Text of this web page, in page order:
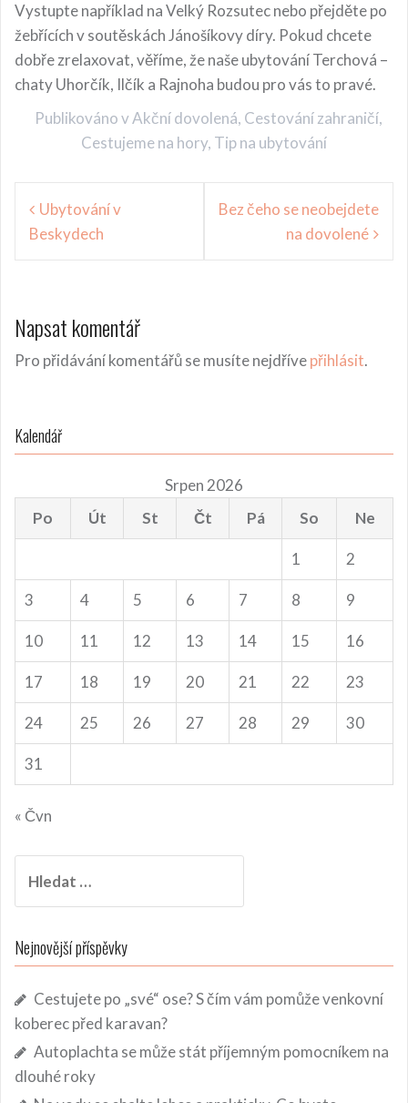
Vystupte například na Velký Rozsutec nebo přejděte po
žebřících v soutěskách Jánošíkovy díry. Pokud chcete
dobře zrelaxovat, věříme, že naše ubytování Terchová –
chaty Uhorčík, Ilčík a Rajnoha budou pro vás to pravé.
Publikováno vAkční dovolená, Cestování zahraničí,
Cestujeme na hory, Tip na ubytování
Navigace
pro
příspěvek
Ubytování v
Beskydech
Bez čeho se neobejdete
na dovolené
Napsat komentář
Pro přidávání komentářů se musíte nejdřívepřihlásit.
Kalendář
Srpen 2026
Po
Út St Čt Pá So Ne
1 2
3 4 5 6 7 8 9
10 11 12 13 14 15 16
17 18 19 20 21 22 23
24 25 26 27 28 29 30
31
« Čvn
Nejnovější příspěvky
Cestujete po „své“ ose? S čím vám pomůže venkovní
koberec před karavan?
Autoplachta se může stát příjemným pomocníkem na
dlouhé roky